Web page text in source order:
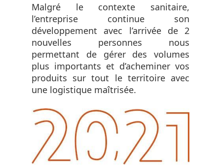
Malgré le contexte sanitaire,
l’entreprise continue son
développement avec l’arrivée de 2
nouvelles personnes nous
permettant de gérer des volumes
plus importants et d’acheminer vos
produits sur tout le territoire avec
une logistique maîtrisée.